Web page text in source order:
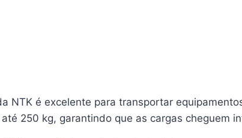
NTK é excelente para transportar
250 kg, garantindo que as cargas cheguem